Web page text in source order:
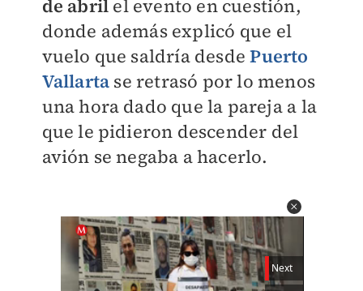
de abril el evento en cuestión,
donde además explicó que el
vuelo que saldría desdePuerto
Vallarta se retrasó por lo menos
una hora dado que la pareja a la
que le pidieron descender del
avión se negaba a hacerlo.